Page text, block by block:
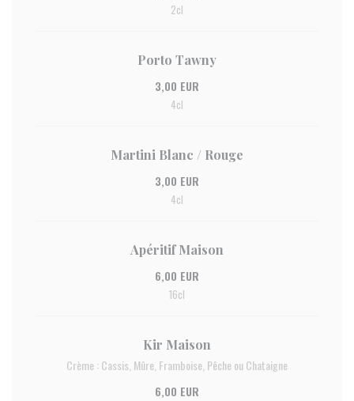
2cl
Porto Tawny
3,00 EUR
4cl
Martini Blanc / Rouge
3,00 EUR
4cl
Apéritif Maison
6,00 EUR
16cl
Kir Maison
Crème : Cassis, Mûre, Framboise, Pêche ou Chataigne
6,00 EUR